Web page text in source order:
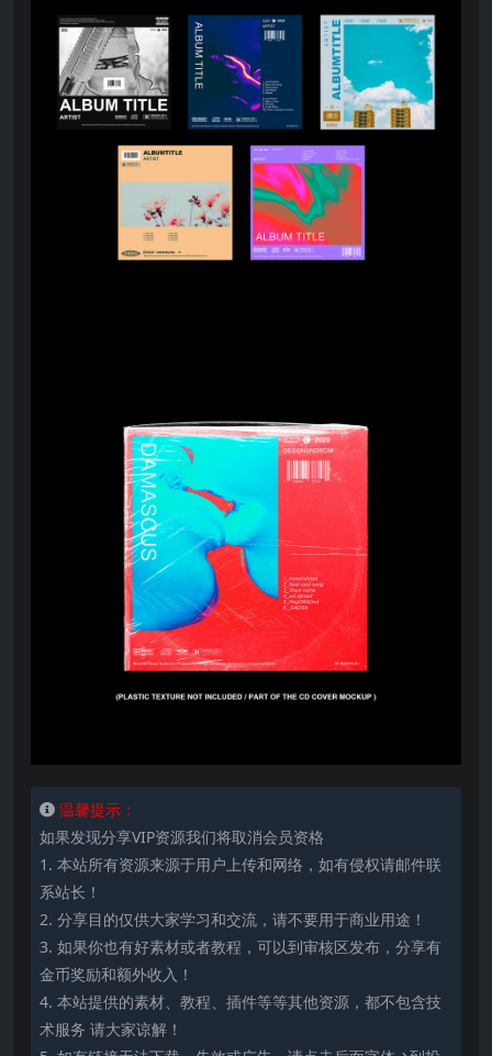
温馨提示：
如果发现分享VIP资源我们将取消会员资格
1. 本站所有资源来源于用户上传和网络，如有侵权请邮件联
系站长！
2. 分享目的仅供大家学习和交流，请不要用于商业用途！
3. 如果你也有好素材或者教程，可以到审核区发布，分享有
金币奖励和额外收入！
4. 本站提供的素材、教程、插件等等其他资源，都不包含技
术服务 请大家谅解！